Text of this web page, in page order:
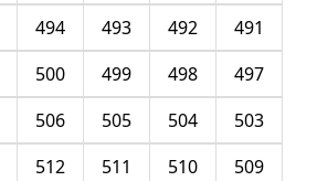
491
492
493
494
497
498
499
500
503
504
505
506
509
510
511
512